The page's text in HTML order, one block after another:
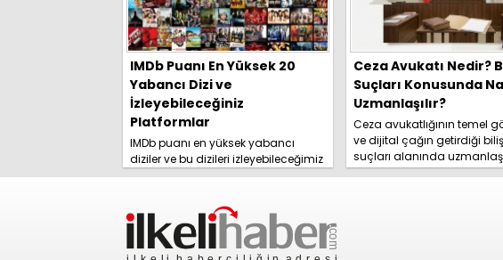
IMDb Puanı En Yüksek 20
Yabancı Dizi ve
İzleyebileceğiniz
Platformlar
IMDb puanı en yüksek yabancı
diziler ve bu dizileri izleyebileceğimiz
platformlar izleyici tarafından
Ceza Avukatı Nedir?
Suçları Konusunda
Uzmanlaşılır?
Ceza avukatlığının temel
ve dijital çağın getirdiği
suçları alanında
yolları hakkında kapsamlı